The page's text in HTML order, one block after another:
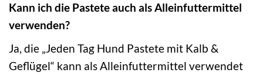
Kann ich die Pastete auch als Alleinfuttermittel
verwenden?
Ja, die „Jeden Tag Hund Pastete mit Kalb &
Geflügel“ kann als Alleinfuttermittel verwendet